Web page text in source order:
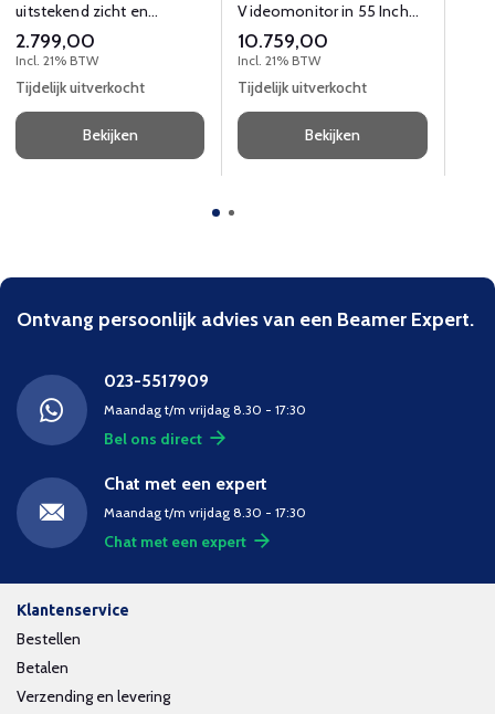
uitstekend zicht en
extreme helderheid.
2.799,00
Incl. 21% BTW
Tijdelijk uitverkocht
Bekijken
Videomonitor in 55 Inch
met grote heldeiheid
10.759,00
Incl. 21% BTW
Tijdelijk uitverkocht
Bekijken
Ontvang persoonlijk advies van een Beamer Expert.
023-5517909
Maandag t/m vrijdag 8.30 - 17:30
Bel ons direct
Chat met een expert
Maandag t/m vrijdag 8.30 - 17:30
Chat met een expert
Klantenservice
Bestellen
Betalen
Verzending en levering